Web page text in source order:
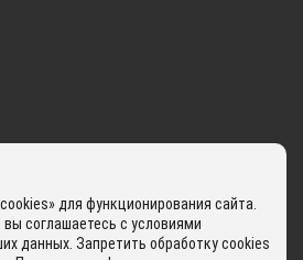
для функционирования сайта.
соглашаетесь с условиями
данных. Запретить обработку cookies